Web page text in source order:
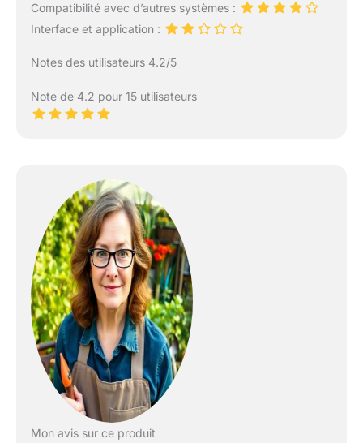
Compatibilité avec d’autres systèmes :
Interface et application :
Notes des utilisateurs 4.2/5
Note de 4.2 pour 15 utilisateurs
Mon avis sur ce produit